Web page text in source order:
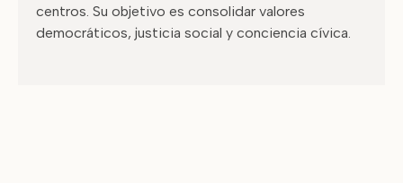
centros. Su objetivo es consolidar valores
democráticos, justicia social y conciencia cívica.